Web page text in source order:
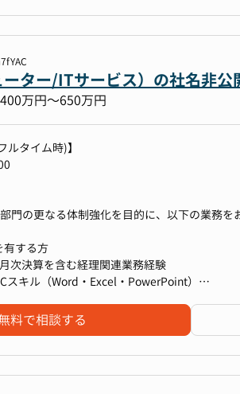
次・年次）
処理、試算表の作成
決算整理仕訳の実施・補助、財務諸表の作成
ール管理、連結決算パッケージ作成補助、会計
セスの補助、予実対比分析資料の作成
計算
の課題特定と改善提案、業務の標準化・自動
成・更新、ペーパーレス化推進
どの内部統制プロセスの補助
助・税務補助
管理、資金繰りの安定化、銀行口座残高の調整
金等の管理
管理、償却資産税申告対応
のマネジメント
ター/ITサービス）の社名非公
400万円〜650万円
ルタイム時)】
】
可
ム制
時～15時
タイム：（始業）5時～11時（終業）15時～22
門の更なる体制強化を目的に、以下の業務を
務（伝票起票、債権債務管理、経費精算等）に
月次、四半期、年次）を取り纏める財務会計業
応
有する方
次決算を含む経理関連業務経験
スキル（Word・Excel・PowerPoint）
料で相談する